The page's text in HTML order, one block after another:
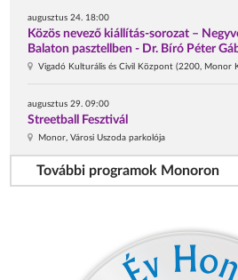
augusztus 24. 18:00
Közös nevező kiállítás-sorozat –
Balaton pasztellben - Dr. Bíró Péter
Vigadó Kulturális és Civil Központ (2200, Monor
augusztus 29. 09:00
Streetball Fesztivál
Monor, Városi Uszoda parkolója
További programok Monoron